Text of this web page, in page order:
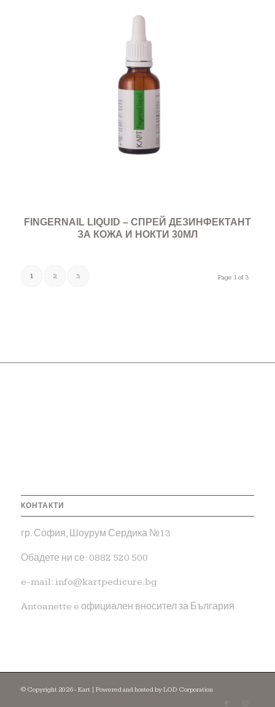
FINGERNAIL LIQUID – СПРЕЙ ДЕЗИНФЕКТАНТ
ЗА КОЖА И НОКТИ 30МЛ
Page 1 of 3
1 2 3
КОНТАКТИ
гр. София, Шоурум Сердика №13
Обадете ни се: 0882 520 500
e-mail: info@kartpedicure.bg
Antoanette e официален вносител за България
© Copyright 2026 - Kart | Powered and hosted by LOD Corporation